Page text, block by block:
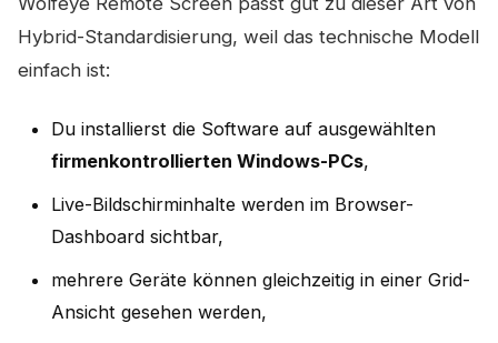
Hybrid-Standardisierung, weil das technische Modell
einfach ist:
Du installierst die Software auf ausgewählten
firmenkontrollierten Windows-PCs,
Live-Bildschirminhalte werden im Browser-
Dashboard sichtbar,
mehrere Geräte können gleichzeitig in einer Grid-
Ansicht gesehen werden,